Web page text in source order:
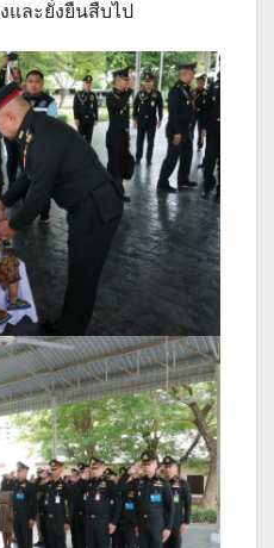
ละยั่งยืนสืบไป